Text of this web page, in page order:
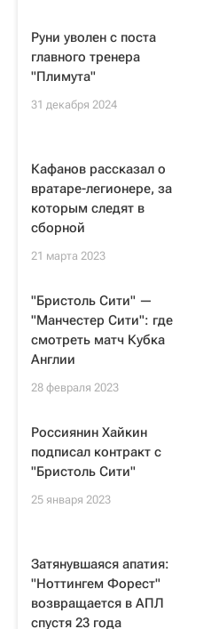
Руни уволен с поста
главного тренера
"Плимута"
31 декабря 2024
Кафанов рассказал о
вратаре-легионере, за
которым следят в
сборной
21 марта 2023
"Бристоль Сити" —
"Манчестер Сити": где
смотреть матч Кубка
Англии
28 февраля 2023
Россиянин Хайкин
подписал контракт с
"Бристоль Сити"
25 января 2023
Затянувшаяся апатия:
"Ноттингем Форест"
возвращается в АПЛ
спустя 23 года